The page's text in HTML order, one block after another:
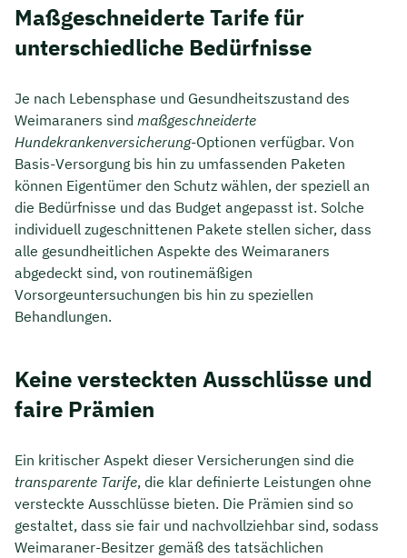
Maßgeschneiderte Tarife für
unterschiedliche Bedürfnisse
Je nach Lebensphase und Gesundheitszustand des
Weimaraners sind maßgeschneiderte
Hundekrankenversicherung-Optionen verfügbar. Von
Basis-Versorgung bis hin zu umfassenden Paketen
können Eigentümer den Schutz wählen, der speziell an
die Bedürfnisse und das Budget angepasst ist. Solche
individuell zugeschnittenen Pakete stellen sicher, dass
alle gesundheitlichen Aspekte des Weimaraners
abgedeckt sind, von routinemäßigen
Vorsorgeuntersuchungen bis hin zu speziellen
Behandlungen.
Keine versteckten Ausschlüsse und
faire Prämien
Ein kritischer Aspekt dieser Versicherungen sind die
transparente Tarife, die klar definierte Leistungen ohne
versteckte Ausschlüsse bieten. Die Prämien sind so
gestaltet, dass sie fair und nachvollziehbar sind, sodass
Weimaraner-Besitzer gemäß des tatsächlichen